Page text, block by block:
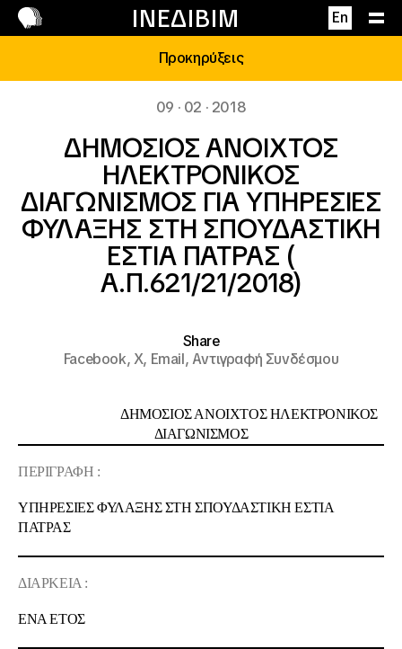
ΙΝΕΔΙΒΙΜ En
Επικοινωνία
Προκηρύξεις
09 · 02 · 2018
ΔΗΜΟΣΙΟΣ ΑΝΟΙΧΤΟΣ
ΗΛΕΚΤΡΟΝΙΚΟΣ
ΔΙΑΓΩΝΙΣΜΟΣ ΓΙΑ ΥΠΗΡΕΣΙΕΣ
ΦΥΛΑΞΗΣ ΣΤΗ ΣΠΟΥΔΑΣΤΙΚΗ
ΕΣΤΙΑ ΠΑΤΡΑΣ (
Α.Π.621/21/2018)
Share
Facebook,X, Email,Αντιγραφή Συνδέσμου
ΔΗΜΟΣΙΟΣ ΑΝΟΙΧΤΟΣ ΗΛΕΚΤΡΟΝΙΚΟΣ
ΔΙΑΓΩΝΙΣΜΟΣ
ΠΕΡΙΓΡΑΦΗ :
ΥΠΗΡΕΣΙΕΣ ΦΥΛΑΞΗΣ ΣΤΗ ΣΠΟΥΔΑΣΤΙΚΗ ΕΣΤΙΑ
ΠΑΤΡΑΣ
ΔΙΑΡΚΕΙΑ :
ΕΝΑ ΕΤΟΣ